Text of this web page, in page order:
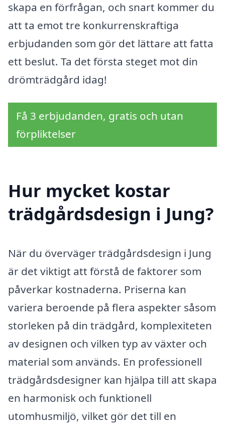
skapa en förfrågan, och snart kommer du
att ta emot tre konkurrenskraftiga
erbjudanden som gör det lättare att fatta
ett beslut. Ta det första steget mot din
drömträdgård idag!
Få 3 erbjudanden, gratis och utan
förpliktelser
Hur mycket kostar
trädgårdsdesign i Jung?
När du överväger trädgårdsdesign i Jung
är det viktigt att förstå de faktorer som
påverkar kostnaderna. Priserna kan
variera beroende på flera aspekter såsom
storleken på din trädgård, komplexiteten
av designen och vilken typ av växter och
material som används. En professionell
trädgårdsdesigner kan hjälpa till att skapa
en harmonisk och funktionell
utomhusmiljö, vilket gör det till en